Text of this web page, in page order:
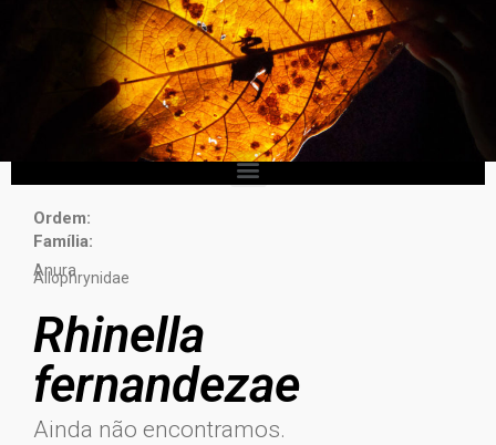
Ordem:
Família:
Anura
Allophrynidae
Rhinella
fernandezae
Ainda não encontramos.